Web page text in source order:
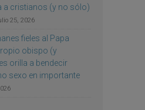
a cristianos (y no sólo)
25, 2026
fieles al Papa
obispo (y
orilla a bendecir
sexo en importante